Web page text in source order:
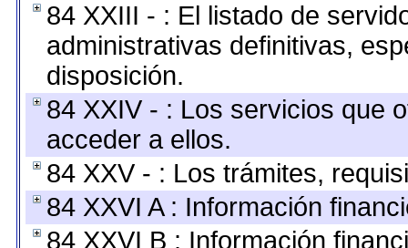
84 XXIII - : El listado de
administrativas definitivas,
disposición.
84 XXIV - : Los servicios que
acceder a ellos.
84 XXV - : Los trámites,
84 XXVI A : Información
84 XXVI B : Información